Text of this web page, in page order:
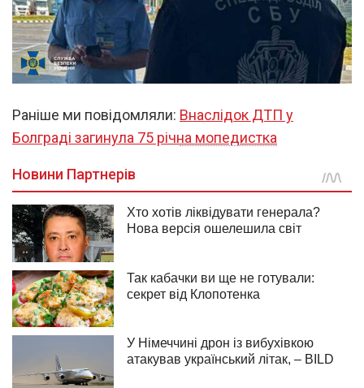
Раніше ми повідомляли: Внаслідок ДТП у
Болграді загинула 75 річна мопедистка